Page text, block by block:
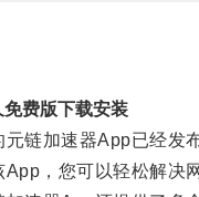
费版下载安装
加速器App已经发布
，您可以轻松解决网